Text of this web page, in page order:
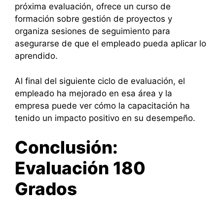
próxima evaluación, ofrece un curso de
formación sobre gestión de proyectos y
organiza sesiones de seguimiento para
asegurarse de que el empleado pueda aplicar lo
aprendido.
Al final del siguiente ciclo de evaluación, el
empleado ha mejorado en esa área y la
empresa puede ver cómo la capacitación ha
tenido un impacto positivo en su desempeño.
Conclusión:
Evaluación 180
Grados